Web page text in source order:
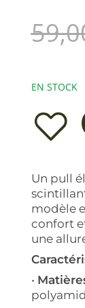
EN STOCK
Un pull
modèle
confort
une
•